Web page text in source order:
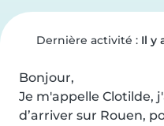
Dernière activité : Il y
Bonjour,
Je m'appelle Clotilde,
d’arriver sur Rouen,